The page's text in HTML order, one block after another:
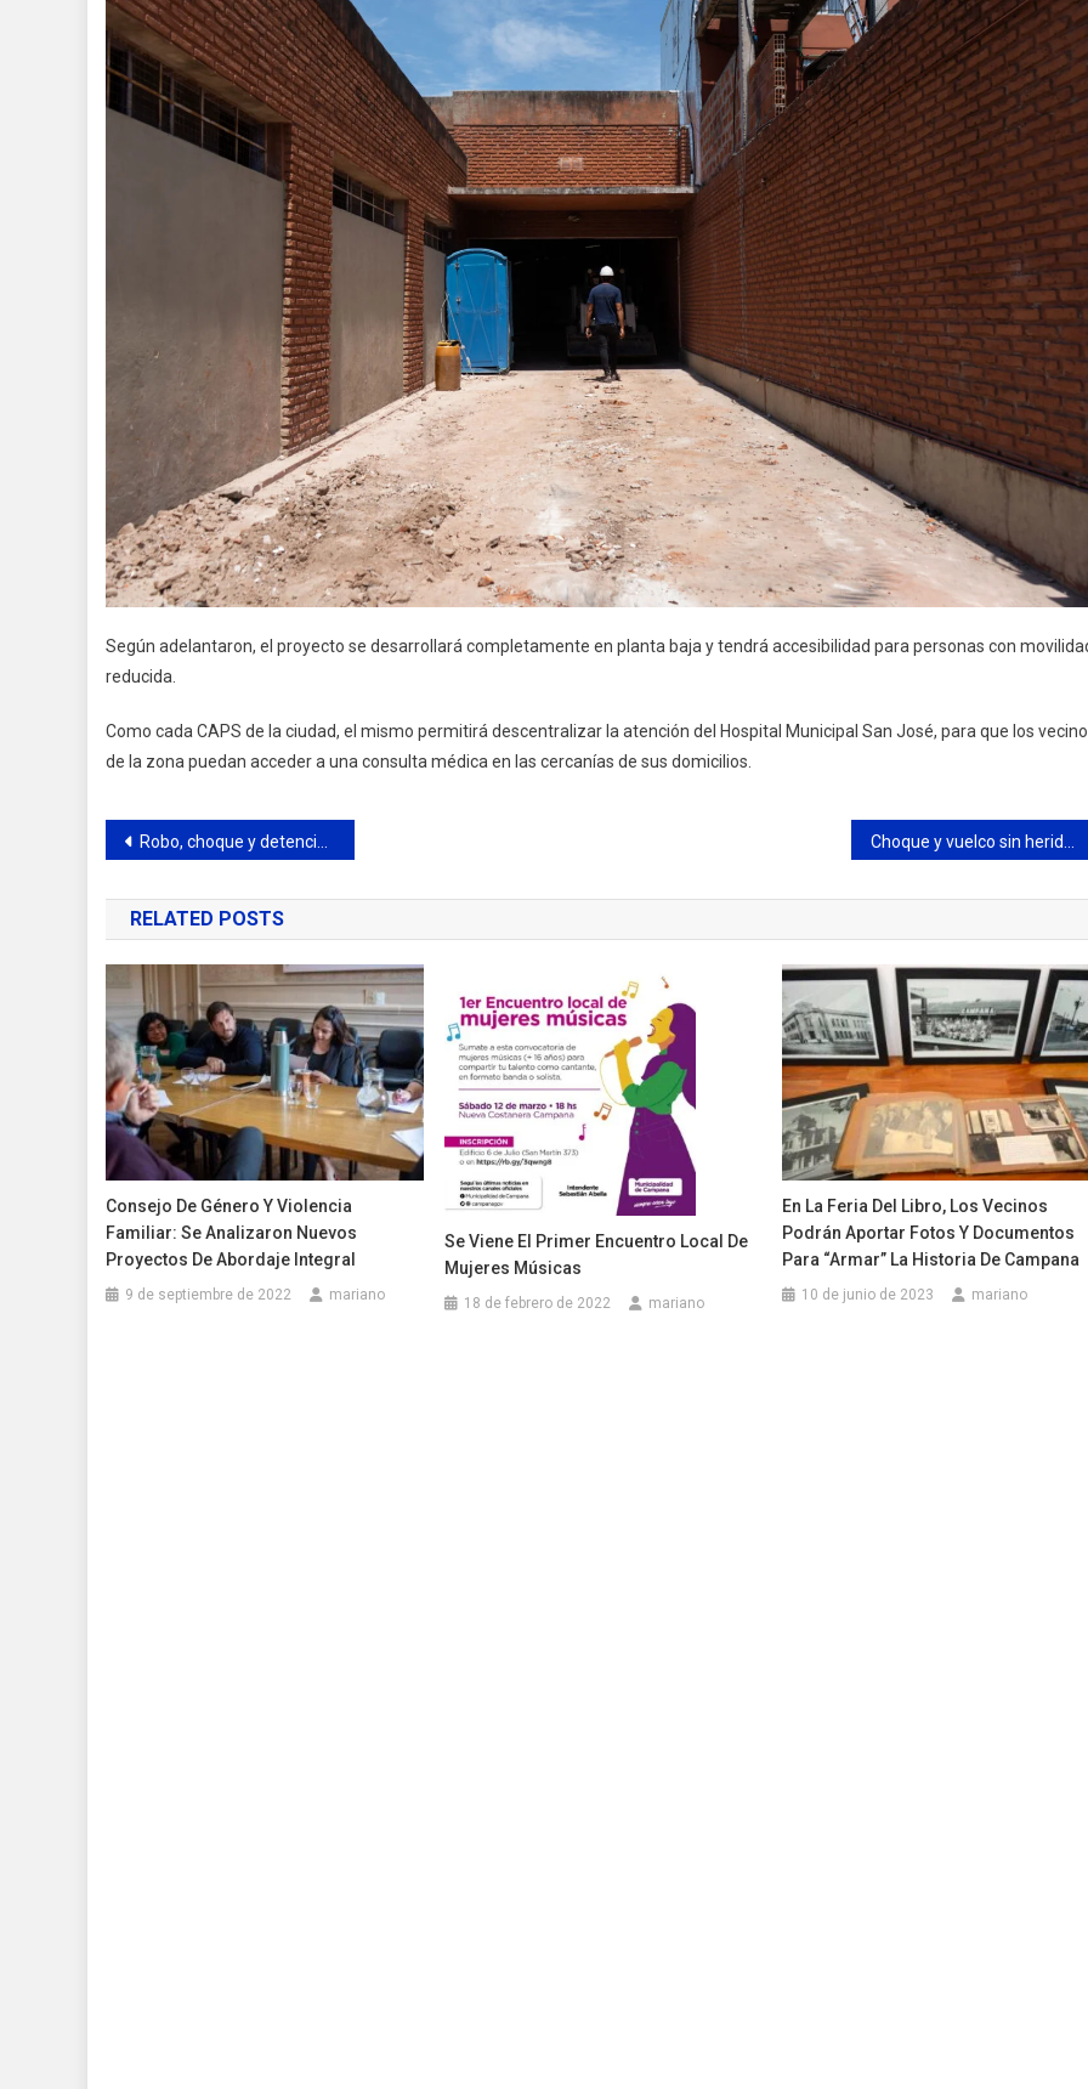
Según adelantaron, el proyecto se desarrollará completamente en planta baja y tendrá accesibilidad para personas con
reducida.
Como cada CAPS de la ciudad, el mismo permitirá descentralizar la atención del Hospital Municipal San José, para que los
de la zona puedan acceder a una consulta médica en las cercanías de sus domicilios.
Navegación
de
entradas
Robo, choque y detención en pleno centro
RELATED POSTS
Consejo De Género Y Violencia
Familiar: Se Analizaron Nuevos
Proyectos De Abordaje Integral
9 de septiembre de 2022 mariano
Se Viene El Primer Encuentro Local De
Mujeres Músicas
18 de febrero de 2022 mariano
En La Feria Del Libro, Los Vecinos
Podrán Aportar Fotos Y Documentos
Para “armar” La Historia De Campana
10 de junio de 2023 mariano